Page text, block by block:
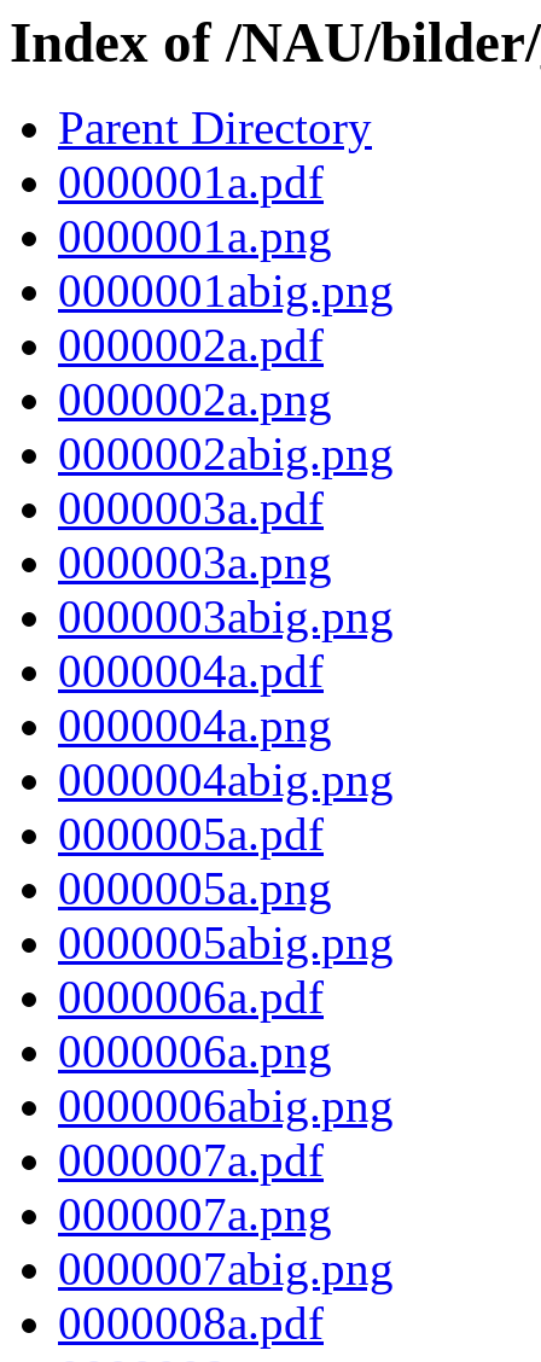
Index of /NAU/
Parent Directory
0000001a.pdf
0000001a.png
0000001abig.png
0000002a.pdf
0000002a.png
0000002abig.png
0000003a.pdf
0000003a.png
0000003abig.png
0000004a.pdf
0000004a.png
0000004abig.png
0000005a.pdf
0000005a.png
0000005abig.png
0000006a.pdf
0000006a.png
0000006abig.png
0000007a.pdf
0000007a.png
0000007abig.png
0000008a.pdf